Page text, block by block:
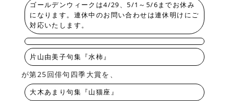
ゴールデンウィークは4/29、5/1～5/6までお休み
になります。連休中のお問い合わせは連休明けにご
対応いたします。
片山由美子句集『水柿』
が第25回俳句四季大賞を、
大木あまり句集『山猫座』